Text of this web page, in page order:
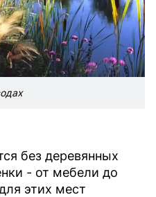
без деревянных
- от мебели до
этих мест